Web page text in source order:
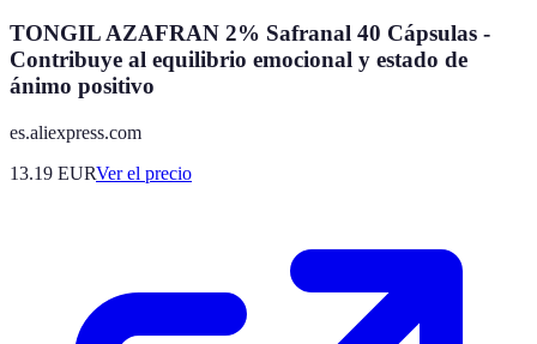
TONGIL AZAFRAN 2% Safranal 40 Cápsulas -
Contribuye al equilibrio emocional y estado de
ánimo positivo
es.aliexpress.com
13.19 EURVer el precio